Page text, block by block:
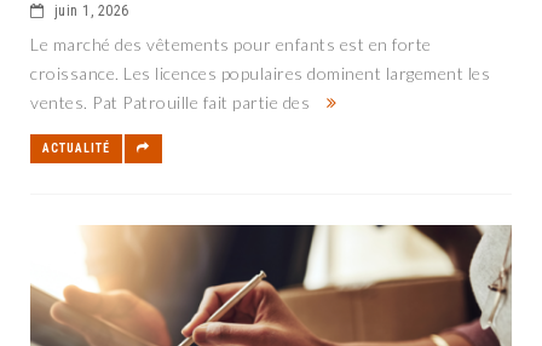
juin 1, 2026
Le marché des vêtements pour enfants est en forte
croissance. Les licences populaires dominent largement les
ventes. Pat Patrouille fait partie des
ACTUALITÉ